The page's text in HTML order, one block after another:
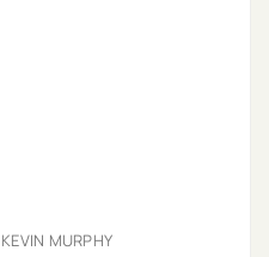
KEVIN MURPHY